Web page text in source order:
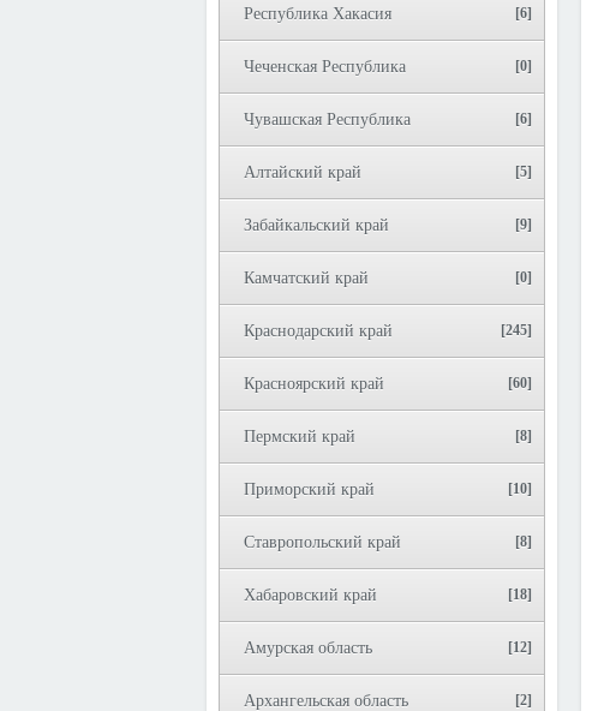
Республика Хакасия [6]
Чеченская Республика [0]
Чувашская Республика [6]
Алтайский край [5]
Забайкальский край [9]
Камчатский край [0]
Краснодарский край [245]
Красноярский край [60]
Пермский край [8]
Приморский край [10]
Ставропольский край [8]
Хабаровский край [18]
Амурская область [12]
Архангельская область [2]